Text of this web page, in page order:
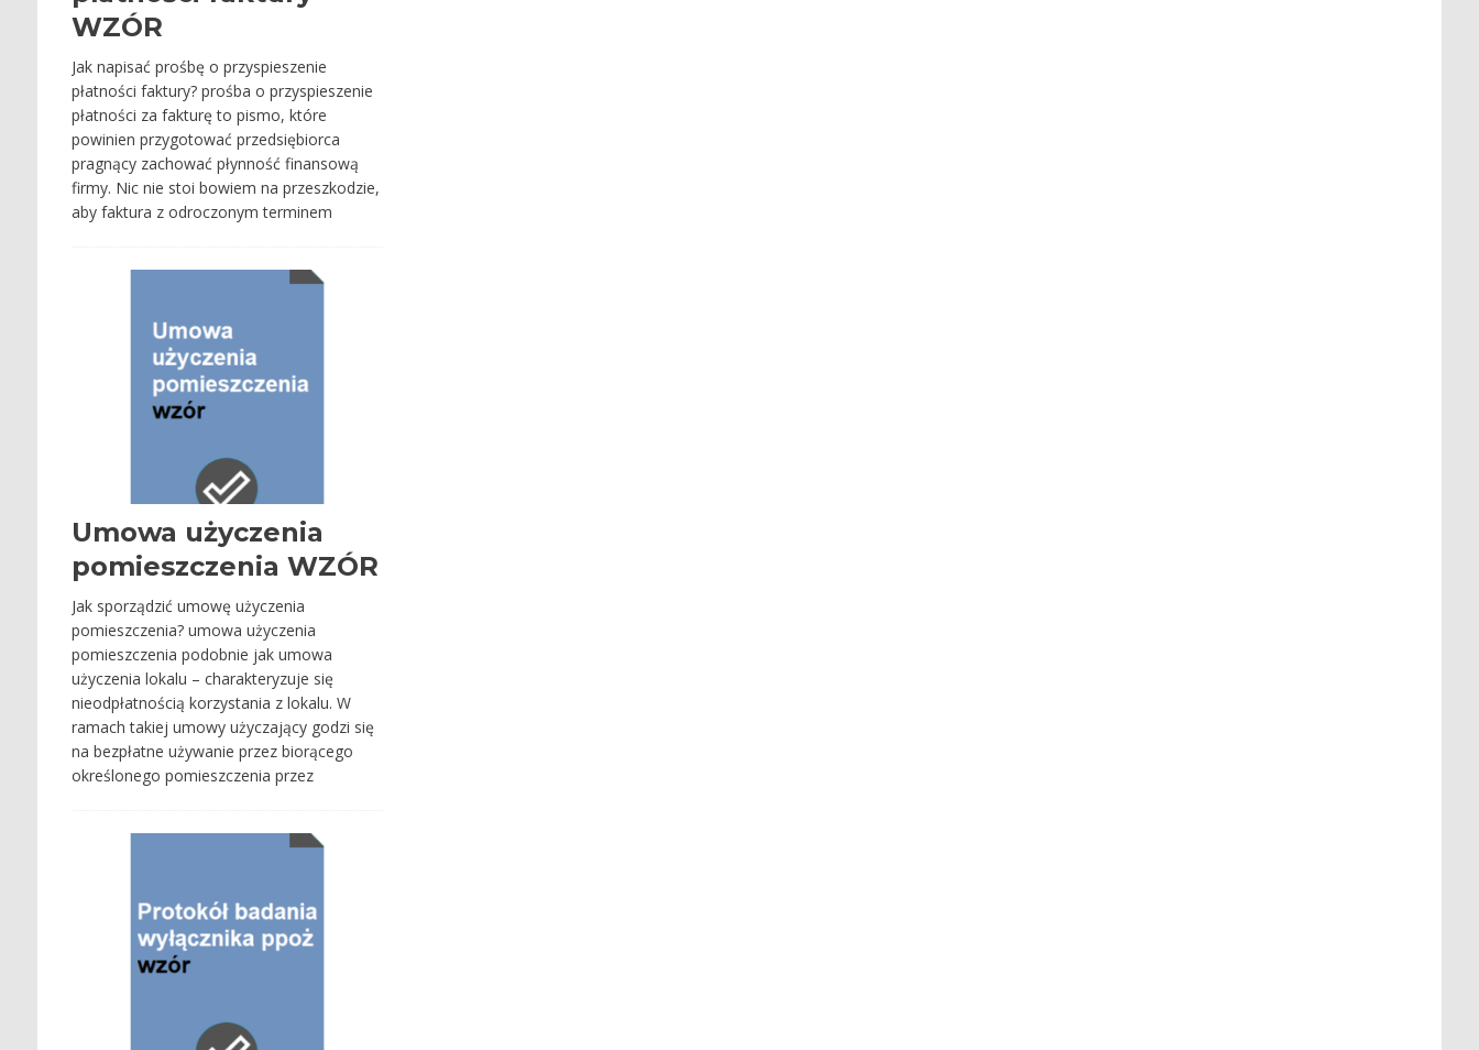
WZÓR
Jak napisać prośbę o przyspieszenie
płatności faktury? prośba o przyspieszenie
płatności za fakturę to pismo, które
powinien przygotować przedsiębiorca
pragnący zachować płynność finansową
firmy. Nic nie stoi bowiem na przeszkodzie,
aby faktura z odroczonym terminem
Umowa użyczenia
pomieszczenia WZÓR
Jak sporządzić umowę użyczenia
pomieszczenia? umowa użyczenia
pomieszczenia podobnie jak umowa
użyczenia lokalu – charakteryzuje się
nieodpłatnością korzystania z lokalu. W
ramach takiej umowy użyczający godzi się
na bezpłatne używanie przez biorącego
określonego pomieszczenia przez